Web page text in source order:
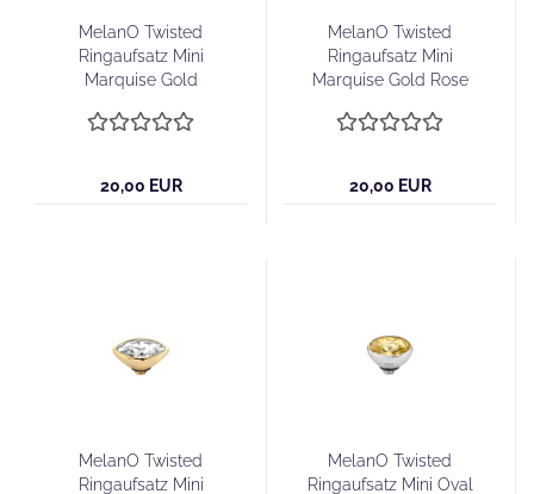
MelanO Twisted
Ringaufsatz Mini
Marquise Gold
20,00 EUR
MelanO Twisted
Ringaufsatz Mini
Marquise Gold Rose
20,00 EUR
MelanO Twisted
Ringaufsatz Mini
MelanO Twisted
Ringaufsatz Mini Oval